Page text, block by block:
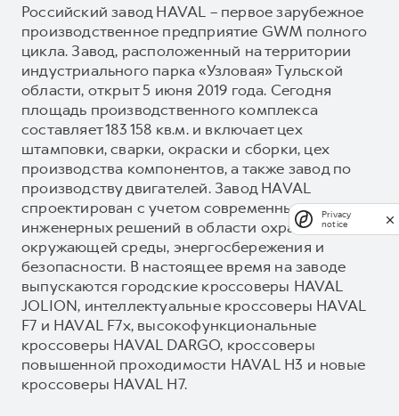
Российский завод HAVAL – первое зарубежное
производственное предприятие GWM полного
цикла. Завод, расположенный на территории
индустриального парка «Узловая» Тульской
области, открыт 5 июня 2019 года. Сегодня
площадь производственного комплекса
составляет 183 158 кв.м. и включает цех
штамповки, сварки, окраски и сборки, цех
производства компонентов, а также завод по
производству двигателей. Завод HAVAL
спроектирован с учетом современных
инженерных решений в области охраны
окружающей среды, энергосбережения и
безопасности. В настоящее время на заводе
выпускаются городские кроссоверы HAVAL
JOLION, интеллектуальные кроссоверы HAVAL
F7 и HAVAL F7x, высокофункциональные
кроссоверы HAVAL DARGO, кроссоверы
повышенной проходимости HAVAL H3 и новые
кроссоверы HAVAL H7.
Privacy
notice